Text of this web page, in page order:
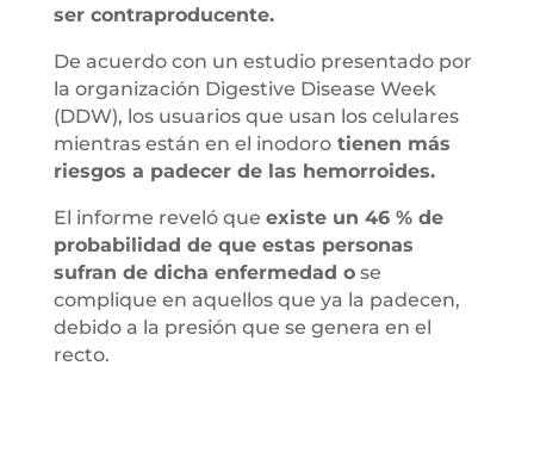
ser contraproducente.
De acuerdo con un estudio presentado por
la organización Digestive Disease Week
(DDW), los usuarios que usan los celulares
mientras están en el inodorotienen más
riesgos a padecer de las hemorroides.
El informe reveló que existe un 46 % de
probabilidad de que estas personas
sufran de dicha enfermedad ose
complique en aquellos que ya la padecen,
debido a la presión que se genera en el
recto.